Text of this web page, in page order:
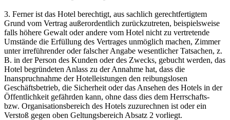
3. Ferner ist das Hotel berechtigt, aus sachlich gerechtfertigtem
Grund vom Vertrag außerordentlich zurückzutreten, beispielsweise
falls höhere Gewalt oder andere vom Hotel nicht zu vertretende
Umstände die Erfüllung des Vertrages unmöglich machen, Zimmer
unter irreführender oder falscher Angabe wesentlicher Tatsachen, z.
B. in der Person des Kunden oder des Zwecks, gebucht werden, das
Hotel begründeten Anlass zu der Annahme hat, dass die
Inanspruchnahme der Hotelleistungen den reibungslosen
Geschäftsbetrieb, die Sicherheit oder das Ansehen des Hotels in der
Öffentlichkeit gefährden kann, ohne dass dies dem Herrschafts-
bzw. Organisationsbereich des Hotels zuzurechnen ist oder ein
Verstoß gegen oben Geltungsbereich Absatz 2 vorliegt.